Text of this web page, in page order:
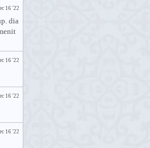
16 '22
dia
16 '22
16 '22
16 '22